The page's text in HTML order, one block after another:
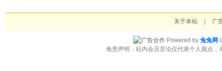
关于本站 广
Powered by 兔兔网
免责声明：站内会员言论仅代表个人观点